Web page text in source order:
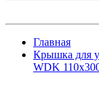
Главная
Крышка для
WDK